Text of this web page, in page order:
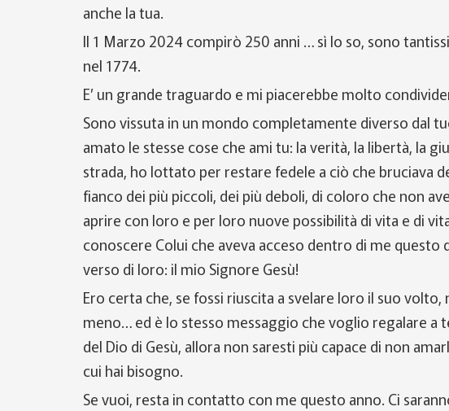
anche la tua.
Il 1 Marzo 2024 compirò 250 anni … sì lo so, sono
nel 1774.
E’ un grande traguardo e mi piacerebbe molto
Sono vissuta in un mondo completamente diverso dal
amato le stesse cose che ami tu: la verità, la libertà, la
strada, ho lottato per restare fedele a ciò che bruciava
fianco dei più piccoli, dei più deboli, di coloro che non
aprire con loro e per loro nuove possibilità di vita e di
conoscere Colui che aveva acceso dentro di me questo
verso di loro: il mio Signore Gesù!
Ero certa che, se fossi riuscita a svelare loro il suo
meno… ed è lo stesso messaggio che voglio regalare a
del Dio di Gesù, allora non saresti più capace di non
cui hai bisogno.
Se vuoi, resta in contatto con me questo anno. Ci